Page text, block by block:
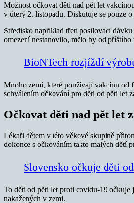
Možnost očkovat děti nad pět let
v úterý 2. listopadu. Diskutuje se pouze
Středisko například třetí posilovací
omezení nestanovilo, mělo by od
BioNTech rozjíždí
Mnoho zemí, které používají vakcínu od
schválením očkování pro děti od pěti let
Očkovat děti nad pět let
Lékaři dětem v této věkové skupině
dokonce s očkováním takto malých dětí
Slovensko očkuje děti
To děti od pěti let proti covidu-19 očkuje
nakažených v zemi.